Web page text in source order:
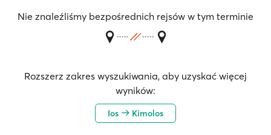
Nie znaleźliśmy bezpośrednich rejsów w tym terminie
Rozszerz zakres wyszukiwania, aby uzyskać więcej
wyników:
Ios Kimolos